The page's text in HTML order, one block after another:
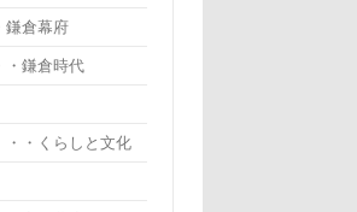
鎌倉幕府
鎌倉時代
・くらしと文化